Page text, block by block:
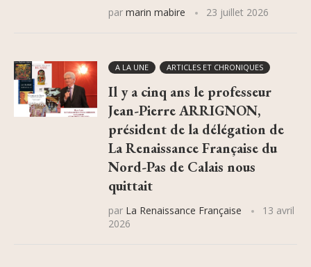
par marin mabire 23 juillet 2026
A LA UNE ARTICLES ET CHRONIQUES
Il y a cinq ans le professeur
Jean-Pierre ARRIGNON,
président de la délégation de
La Renaissance Française du
Nord-Pas de Calais nous
quittait
par La Renaissance Française
13 avril
2026